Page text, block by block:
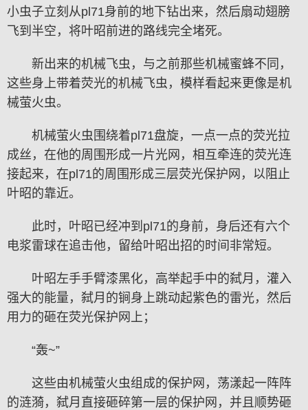
小虫子立刻从pl71身前的地下钻出来，然后扇动翅膀
飞到半空，将叶昭前进的路线完全堵死。
新出来的机械飞虫，与之前那些机械蜜蜂不同，
这些身上带着荧光的机械飞虫，模样看起来更像是机
械萤火虫。
机械萤火虫围绕着pl71盘旋，一点一点的荧光拉
成丝，在他的周围形成一片光网，相互牵连的荧光连
接起来，在pl71的周围形成三层荧光保护网，以阻止
叶昭的靠近。
此时，叶昭已经冲到pl71的身前，身后还有六个
电浆雷球在追击他，留给叶昭出招的时间非常短。
叶昭左手手臂漆黑化，高举起手中的弑月，灌入
强大的能量，弑月的锏身上跳动起紫色的雷光，然后
用力的砸在荧光保护网上；
“轰~”
这些由机械萤火虫组成的保护网，荡漾起一阵阵
的涟漪，弑月直接砸碎第一层的保护网，并且顺势砸